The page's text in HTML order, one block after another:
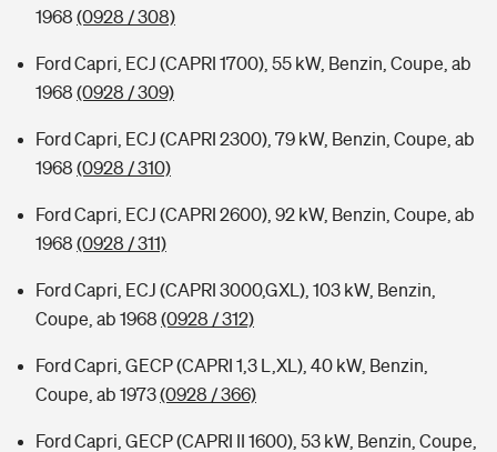
1968 (0928 / 308)
Ford Capri, ECJ (CAPRI 1700), 55 kW, Benzin, Coupe, ab
1968 (0928 / 309)
Ford Capri, ECJ (CAPRI 2300), 79 kW, Benzin, Coupe, ab
1968 (0928 / 310)
Ford Capri, ECJ (CAPRI 2600), 92 kW, Benzin, Coupe, ab
1968 (0928 / 311)
Ford Capri, ECJ (CAPRI 3000,GXL), 103 kW, Benzin,
Coupe, ab 1968 (0928 / 312)
Ford Capri, GECP (CAPRI 1,3 L,XL), 40 kW, Benzin,
Coupe, ab 1973(0928 / 366)
Ford Capri, GECP (CAPRI II 1600), 53 kW, Benzin, Coupe,